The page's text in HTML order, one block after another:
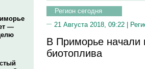
—
Регион сегодня
21 Августа 2018, 09:22 |
В Приморье начали
биотоплива